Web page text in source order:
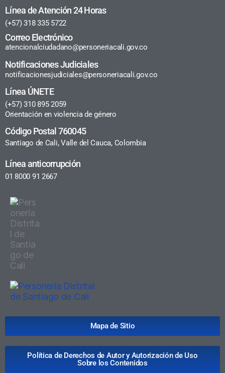
Línea de Atención 24 Horas
(+57) 318 335 5722
Correo Electrónico
atencionalciudadano@personeriacali.gov.co
Notificaciones Judiciales
notificacionesjudiciales@personeriacali.gov.co
Línea ÚNETE
(+57) 310 895 2059
Orientación en violencia de género
Código Postal 760045
Santiago de Cali, Valle del Cauca, Colombia
Línea anticorrupción
01 8000 91 2667
Mapa de Sitio
Política de Derechos de Autor y Autorización de Uso
Sobre los Contenidos